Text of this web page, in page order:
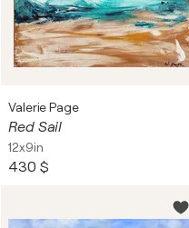
Valerie Page
Red Sail
12x9in
430 $